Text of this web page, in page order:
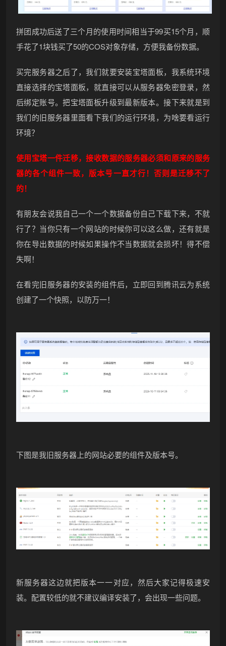
拼团成功后送了三个月的使用时间相当于99买15个月，顺
手花了1块钱买了50的COS对象存储，方便我备份数据。
买完服务器之后了，我们就要安装宝塔面板，我系统环境
直接选择的宝塔面板，就直接可以从服务器免密登录，然
后绑定账号。把宝塔面板升级到最新版本。接下来就是到
我们的旧服务器里面看下我们的运行环境，为啥要看运行
环境？
使用宝塔一件迁移，接收数据的服务器必须和原来的服务
器的各个组件一致，版本号一直才行！否则是迁移不了
的！
有朋友会说我自己一个一个数据备份自己下载下来，不就
行了？当你只有一个网站的时候你可以这么做，还有就是
你在导出数据的时候如果操作不当数据就会损坏！得不偿
失啊！
在看完旧服务器的安装的组件后，立即回到腾讯云为系统
创建了一个快照，以防万一！
下图是我旧服务器上的网站必要的组件及版本号。
新服务器这边就把版本一一对应，然后大家记得极速安
装。配置较低的就不建议编译安装了，会出现一些问题。